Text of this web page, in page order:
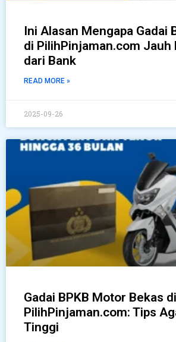
Ini Alasan Mengapa Gadai
di PilihPinjaman.com Jauh
dari Bank
READ MORE »
2025-09-26
Gadai BPKB Motor Bekas di
PilihPinjaman.com: Tips
Tinggi